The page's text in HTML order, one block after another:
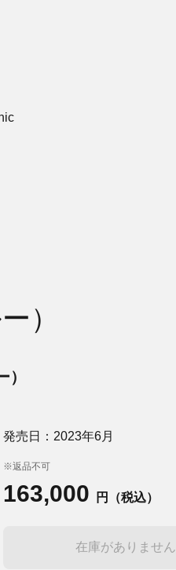
）
発売日：2023年6月
※返品不可
163,000 円（税込）
在庫がありません